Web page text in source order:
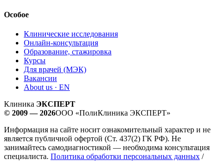
Особое
Клинические исследования
Онлайн-консультация
Образование, стажировка
Курсы
Для врачей (МЭК)
Вакансии
About us · EN
Клиника ЭКСПЕРТ
© 2009 — 2026ООО «ПолиКлиника ЭКСПЕРТ»
Информация на сайте носит ознакомительный характер и не
является публичной офертой (Ст. 437(2) ГК РФ). Не
занимайтесь самодиагностикой — необходима консультация
специалиста. Политика обработки персональных данных /